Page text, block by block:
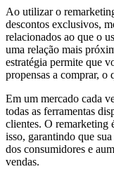
Ao utilizar o
descontos exclusivos,
relacionados ao que o
uma relação mais
estratégia permite que
propensas a comprar, o
Em um mercado cada
todas as ferramentas
clientes. O remarketing
isso, garantindo que
dos consumidores e
vendas.